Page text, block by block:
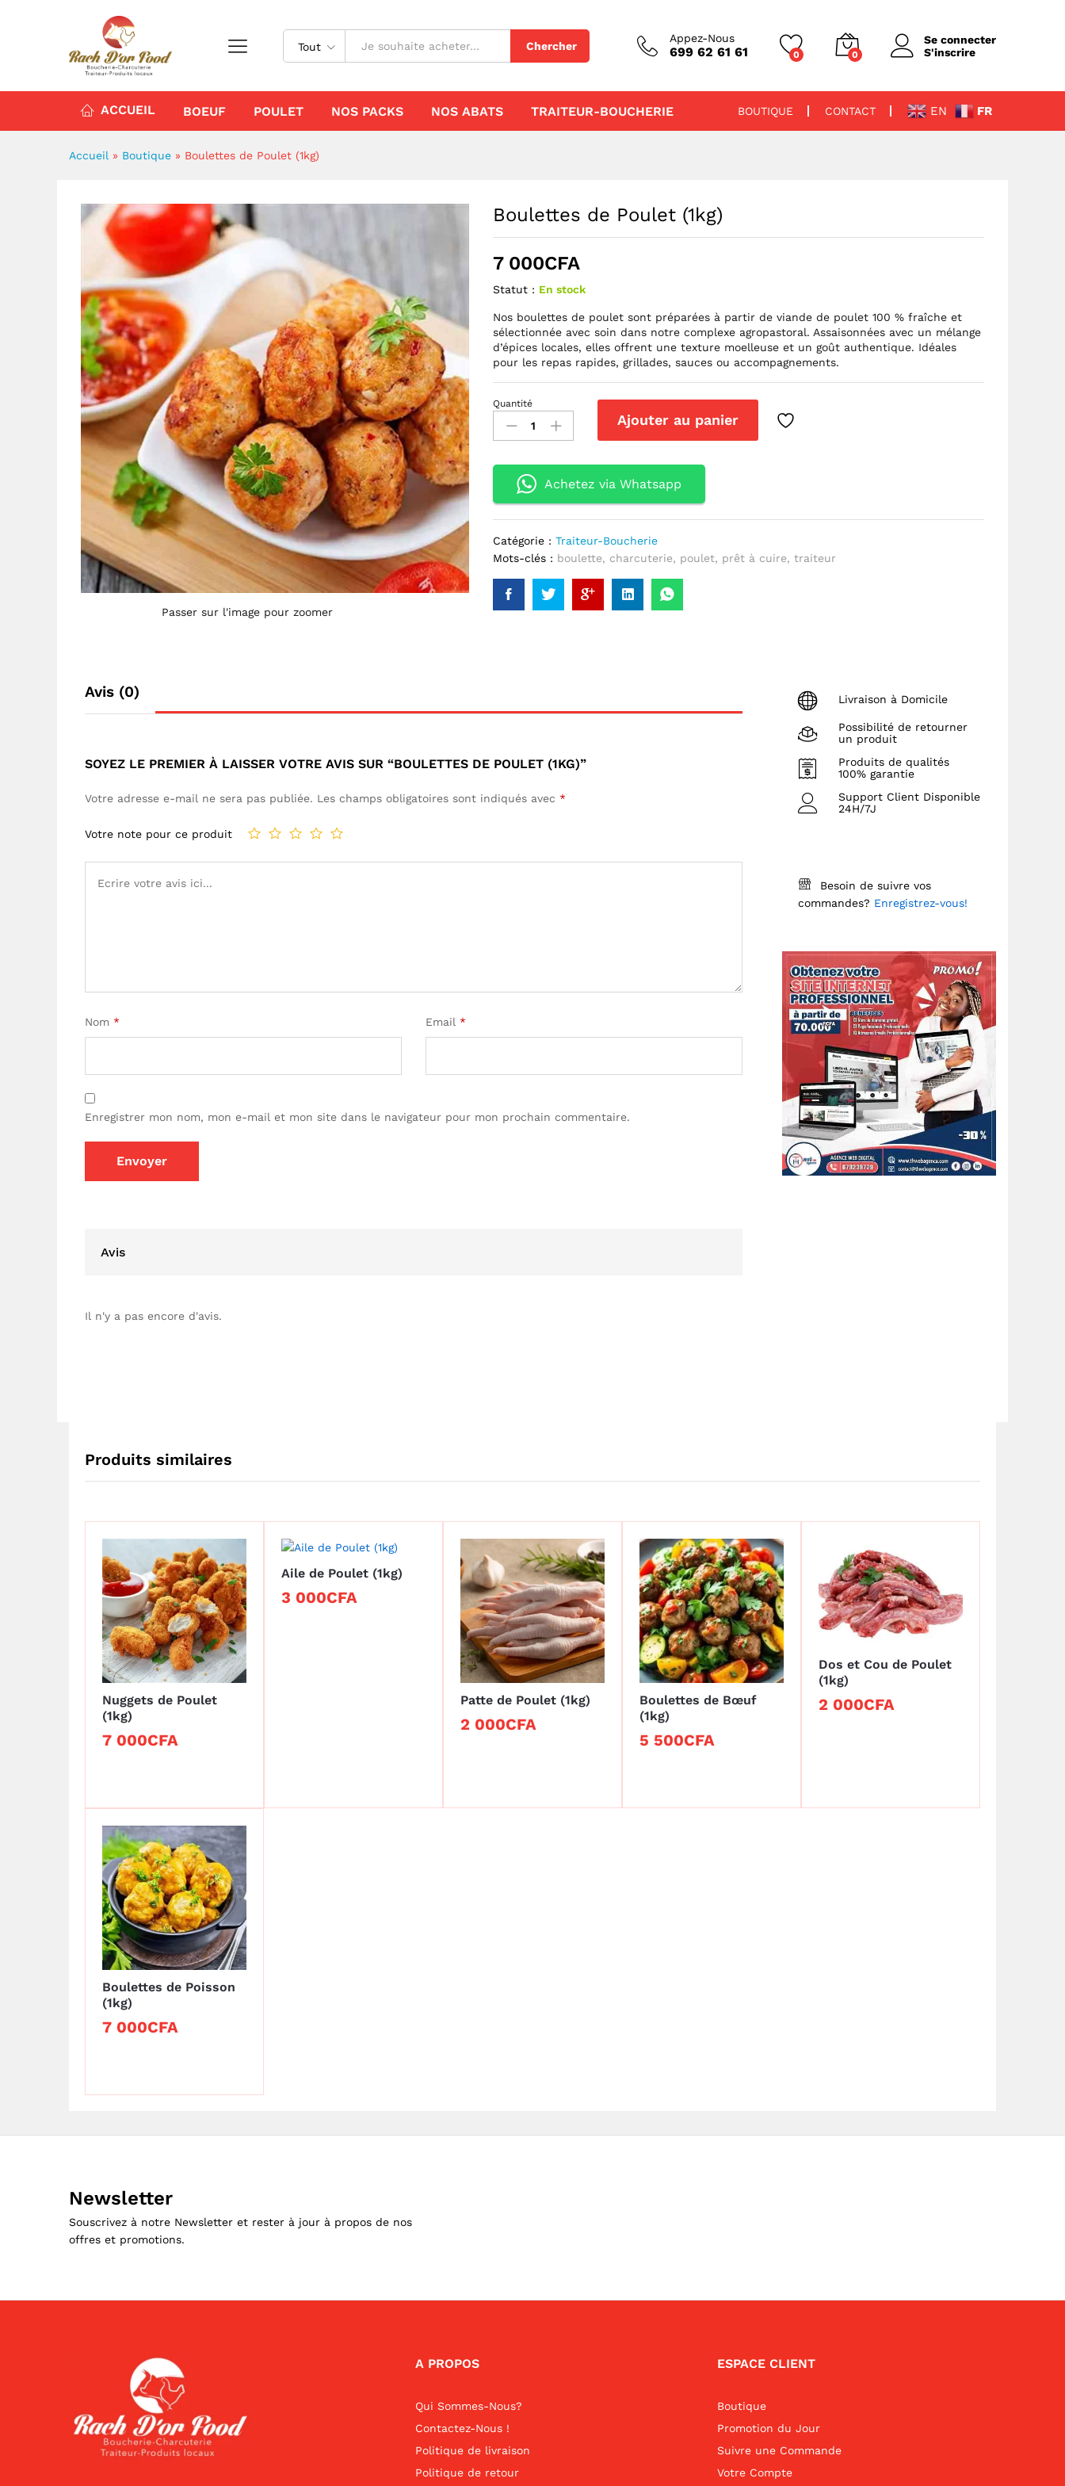
Tout Chercher
Appez-Nous
699 62 61 61 0 0
Se connecter
S'inscrire
ACCUEIL BOEUF POULET NOS PACKS NOS ABATS TRAITEUR-BOUCHERIE BOUTIQUE CONTACT EN FR
Accueil » Boutique » Boulettes de Poulet (1kg)
Passer sur l'image pour zoomer
Boulettes de Poulet (1kg)
7 000CFA
Statut : En stock
Nos boulettes de poulet sont préparées à partir de viande de poulet 100 % fraîche et
sélectionnée avec soin dans notre complexe agropastoral. Assaisonnées avec un mélange
d’épices locales, elles offrent une texture moelleuse et un goût authentique. Idéales
pour les repas rapides, grillades, sauces ou accompagnements.
Boulettes
Poulet
quantité(s)
Quantité
Ajouter au panier
Achetez via Whatsapp
Catégorie :Traiteur-Boucherie
Mots-clés : boulette, charcuterie, poulet, prêt à cuire,traiteur
Avis (0)
SOYEZ LE PREMIER À LAISSER VOTRE AVIS SUR “BOULETTES DE POULET (1KG)”
Votre adresse e-mail ne sera pas publiée. Les champs obligatoires sont indiqués avec *
Votre note pour ce produit
Nom * Email *
Enregistrer mon nom, mon e-mail et mon site dans le navigateur pour mon prochain commentaire.
Avis
Il n'y a pas encore d'avis.
Livraison à Domicile
Possibilité de retourner
un produit
Produits de qualités
100% garantie
Support Client Disponible
24H/7J
Besoin de suivre vos
commandes? Enregistrez-vous!
Produits similaires
Nuggets de Poulet
(1kg)
7 000CFA
7 000CFA
Aile de Poulet (1kg)
3 000CFA
3 000CFA
Patte de Poulet (1kg)
2 000CFA
2 000CFA
Boulettes de Bœuf
(1kg)
5 500CFA
5 500CFA
Dos et Cou de Poulet
(1kg)
2 000CFA
2 000CFA
Boulettes de Poisson
(1kg)
7 000CFA
7 000CFA
Newsletter
Souscrivez à notre Newsletter et rester à jour à propos de nos
offres et promotions.
A PROPOS
Qui Sommes-Nous?
Contactez-Nous !
Politique de livraison
Politique de retour
ESPACE CLIENT
Boutique
Promotion du Jour
Suivre une Commande
Votre Compte
Avis (0)